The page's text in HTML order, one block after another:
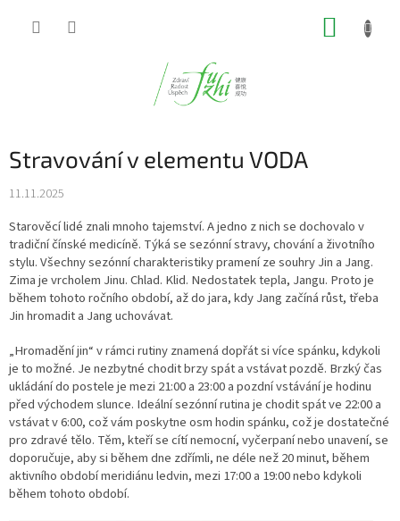
Stravování v elementu VODA
11.11.2025
Starověcí lidé znali mnoho tajemství. A jedno z nich se dochovalo v
tradiční čínské medicíně. Týká se sezónní stravy, chování a životního
stylu. Všechny sezónní charakteristiky pramení ze souhry Jin a Jang.
Zima je vrcholem Jinu. Chlad. Klid. Nedostatek tepla, Jangu. Proto je
během tohoto ročního období, až do jara, kdy Jang začíná růst, třeba
Jin hromadit a Jang uchovávat.
„Hromadění jin“ v rámci rutiny znamená dopřát si více spánku, kdykoli
je to možné. Je nezbytné chodit brzy spát a vstávat pozdě. Brzký čas
ukládání do postele je mezi 21:00 a 23:00 a pozdní vstávání je hodinu
před východem slunce. Ideální sezónní rutina je chodit spát ve 22:00 a
vstávat v 6:00, což vám poskytne osm hodin spánku, což je dostatečné
pro zdravé tělo. Těm, kteří se cítí nemocní, vyčerpaní nebo unavení, se
doporučuje, aby si během dne zdřímli, ne déle než 20 minut, během
aktivního období meridiánu ledvin, mezi 17:00 a 19:00 nebo kdykoli
během tohoto období.